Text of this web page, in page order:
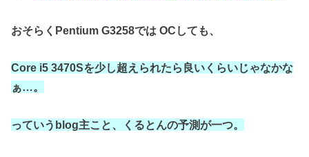
おそらくPentium G3258では OCしても、
Core i5 3470Sを少し超えられたら良いくらいじゃなかな
ぁ…。
っていうblog主こと、くるとんの予測が一つ。